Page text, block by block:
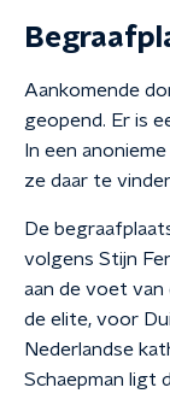
Aankomende
geopend. Er is
In een
ze daar te
De
volgens Stijn
aan de voet
de elite, voor
Nederlandse
Schaepman ligt